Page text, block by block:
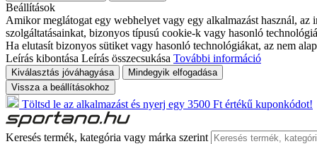
Beállítások
Amikor meglátogat egy webhelyet vagy egy alkalmazást használ,
szolgáltatásainkat, bizonyos típusú cookie-k vagy hasonló
Ha elutasít bizonyos sütiket vagy hasonló technológiákat, az nem
Leírás kibontása Leírás összecsukása További információ
Kiválasztás jóváhagyása
Mindegyik elfogadása
Vissza a beállításokhoz
Töltsd le az alkalmazást és nyerj egy 3500 Ft értékű kuponkódot!
Keresés termék, kategória vagy márka szerint